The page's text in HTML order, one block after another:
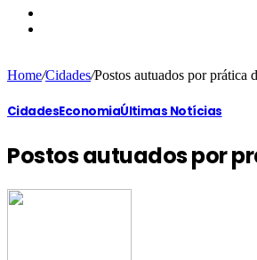
Home/Cidades/Postos autuados por prática
CidadesEconomiaÚltimas Notícias
Postos autuados por